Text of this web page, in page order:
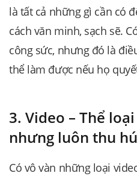
là tất cả những gì cần có
cách văn minh, sạch sẽ.
công sức, nhưng đó là
thể làm được nếu họ
3. Video – Thể
nhưng luôn thu
Có vô vàn những loại